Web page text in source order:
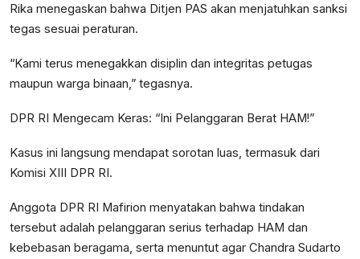
Rika menegaskan bahwa Ditjen PAS akan menjatuhkan sanksi
tegas sesuai peraturan.
“Kami terus menegakkan disiplin dan integritas petugas
maupun warga binaan,” tegasnya.
DPR RI Mengecam Keras: “Ini Pelanggaran Berat HAM!”
Kasus ini langsung mendapat sorotan luas, termasuk dari
Komisi XIII DPR RI.
Anggota DPR RI Mafirion menyatakan bahwa tindakan
tersebut adalah pelanggaran serius terhadap HAM dan
kebebasan beragama, serta menuntut agar Chandra Sudarto